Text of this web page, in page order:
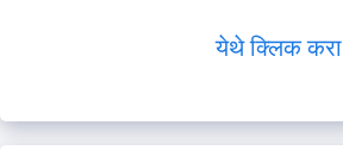
येथे क्लिक करा